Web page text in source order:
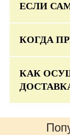
ЕСЛИ
КОГДА
КАК